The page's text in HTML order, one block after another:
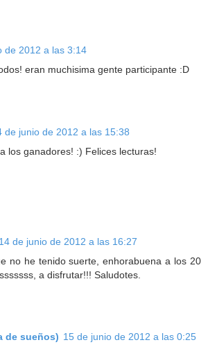
de 2012 a las 3:14
eran muchisima gente participante :D
de junio de 2012 a las 15:38
los ganadores! :) Felices lecturas!
14 de junio de 2012 a las 16:27
no he tenido suerte, enhorabuena a los 20
a disfrutar!!! Saludotes.
de sueños) 15 de junio de 2012 a las 0:25